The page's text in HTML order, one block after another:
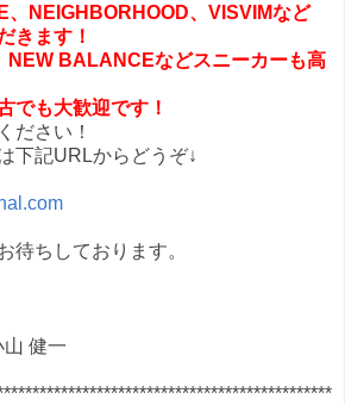
NEIGHBORHOOD、 VISVIMなど
きます！
NEW BALANCEなどスニーカーも高
でも大歓迎です！
ださい！
下記URLからどうぞ↓
待ちしております。
健一